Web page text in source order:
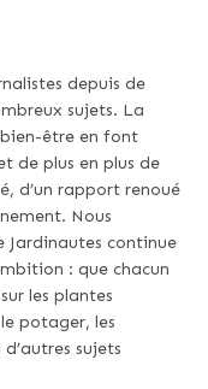
depuis de
sujets. La
être en font
de plus en plus de
d’un rapport renoué
Nous
Jardinautes continue
: que chacun
les plantes
potager, les
sujets